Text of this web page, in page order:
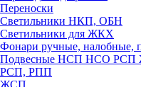
Переноски
Светильники НКП, ОБН
Светильники для ЖКХ
Фонари ручные, налобные,
Подвесные НСП НСО
РСП, РПП
ЖСП